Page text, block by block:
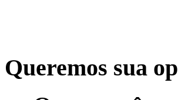
Queremos sua